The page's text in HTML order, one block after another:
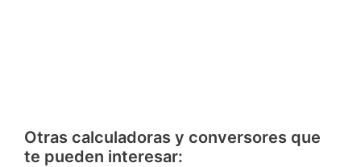
Otras calculadoras y conversores que
te pueden interesar: